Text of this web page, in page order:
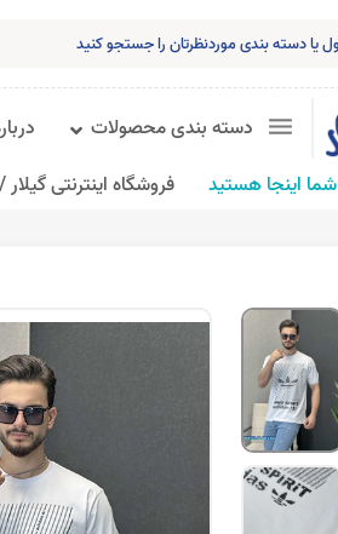
دسته بندی محصولات
شما اینجا هستید
فروشگاه اینترنتی گیلار /